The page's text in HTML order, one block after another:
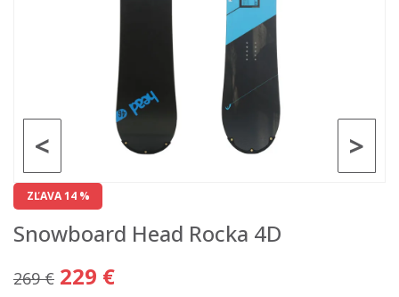
>
<
ZĽAVA 14 %
Snowboard Head Rocka 4D
269 € 229 €